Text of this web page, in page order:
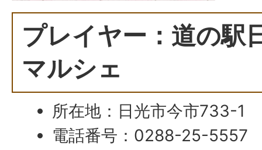
プレイヤー：道の駅
マルシェ
所在地：日光市今市733-1
電話番号：0288-25-5557